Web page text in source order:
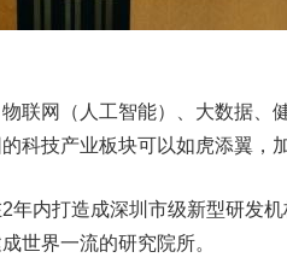
联网（人工智能）、大数据
科技产业板块可以如虎添翼，
年内打造成深圳市级新型研发
世界一流的研究院所。